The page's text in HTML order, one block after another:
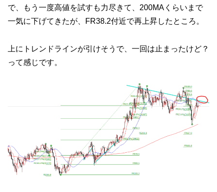
で、もう一度高値を試すも力尽きて、200MAくらいまで
一気に下げてきたが、FR38.2付近で再上昇したところ。
上にトレンドラインが引けそうで、一回は止まったけど？
って感じです。